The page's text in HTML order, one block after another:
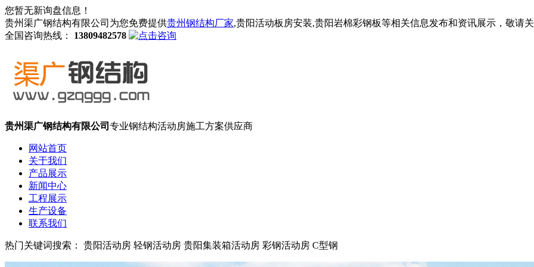
您暂无新询盘信息！
贵州渠广钢结构有限公司为您免费提供贵州钢结构厂家,贵阳活动板房安装,贵阳岩棉彩钢板等相关信息发布和资讯展示，敬请
全国咨询热线： 13809482578
贵州渠广钢结构有限公司 专业钢结构活动房施工方案供应商
网站首页
关于我们
产品展示
新闻中心
工程展示
生产设备
联系我们
热门关键词搜索： 贵阳活动房 轻钢活动房 贵阳集装箱活动房 彩钢活动房 C型钢